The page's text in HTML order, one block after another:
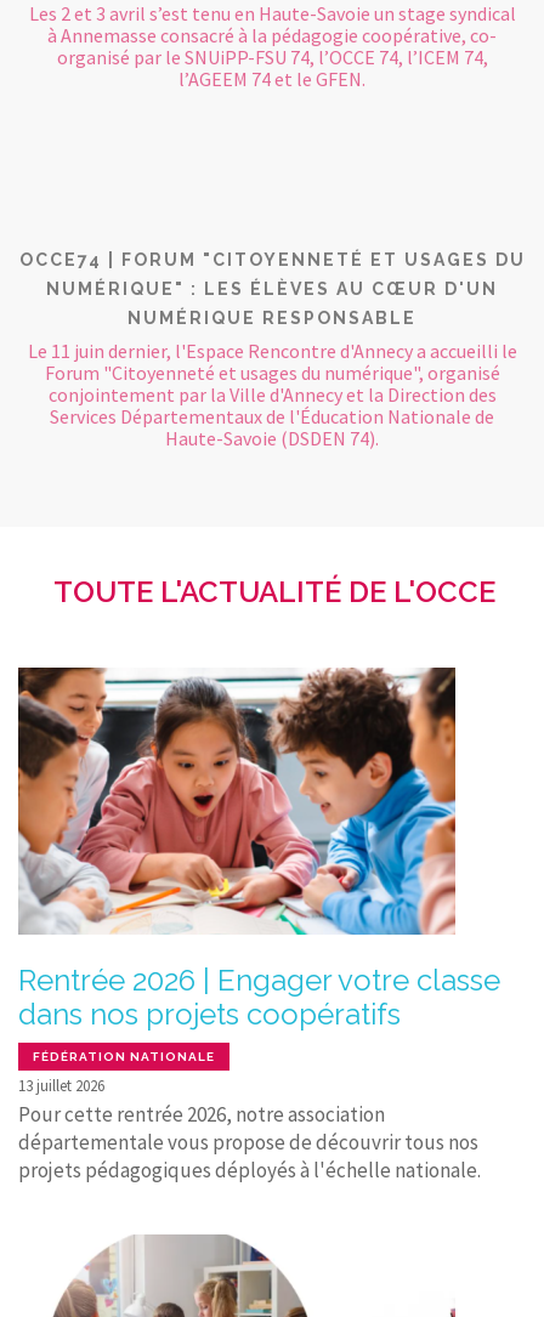
Les 2 et 3 avril s’est tenu en Haute-Savoie un stage syndical
à Annemasse consacré à la pédagogie coopérative, co-
organisé par le SNUiPP-FSU 74, l’OCCE 74, l’ICEM 74,
l’AGEEM 74 et le GFEN.
OCCE74 | FORUM "CITOYENNETÉ ET USAGES DU
NUMÉRIQUE" : LES ÉLÈVES AU CŒUR D'UN
NUMÉRIQUE RESPONSABLE
Le 11 juin dernier, l'Espace Rencontre d'Annecy a accueilli le
Forum "Citoyenneté et usages du numérique", organisé
conjointement par la Ville d'Annecy et la Direction des
Services Départementaux de l'Éducation Nationale de
Haute-Savoie (DSDEN 74).
TOUTE L'ACTUALITÉ DE L'OCCE
Rentrée 2026 | Engager votre classe
dans nos projets coopératifs
FÉDÉRATION NATIONALE
13 juillet 2026
Pour cette rentrée 2026, notre association
départementale vous propose de découvrir tous nos
projets pédagogiques déployés à l'échelle nationale.